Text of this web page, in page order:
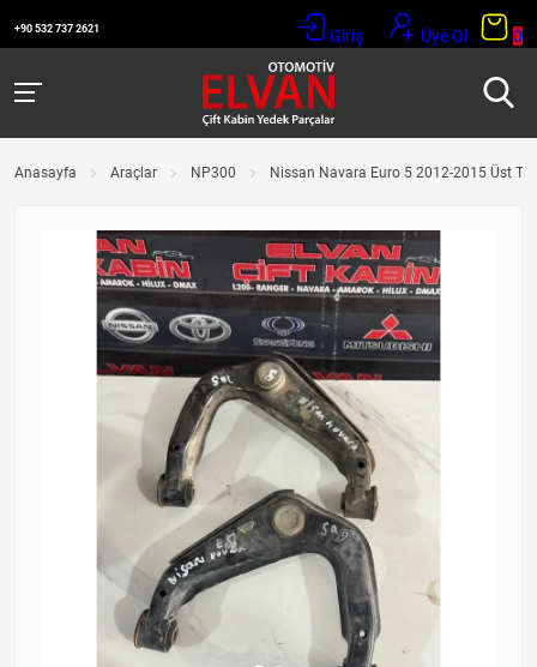
+90 532 737 2621 Giriş Üye Ol 0
Anasayfa Araçlar NP300 Nissan Navara Euro 5 2012-2015 Üst